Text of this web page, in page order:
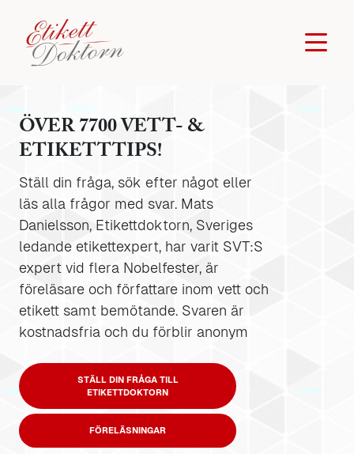
ÖVER 7700 VETT- &
ETIKETTTIPS!
Ställ din fråga, sök efter något eller
läs alla frågor med svar. Mats
Danielsson, Etikettdoktorn, Sveriges
ledande etikettexpert, har varit SVT:S
expert vid flera Nobelfester, är
föreläsare och författare inom vett och
etikett samt bemötande. Svaren är
kostnadsfria och du förblir anonym
STÄLL DIN FRÅGA TILL
ETIKETTDOKTORN
FÖRELÄSNINGAR